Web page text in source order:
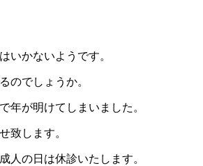
いかないようです。
のでしょうか。
年が明けてしまいました。
致します。
人の日は休診いたします。